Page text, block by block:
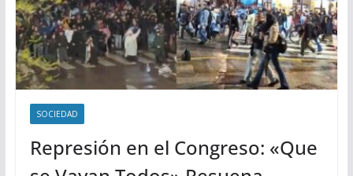
SOCIEDAD
Represión en el Congreso: «Que